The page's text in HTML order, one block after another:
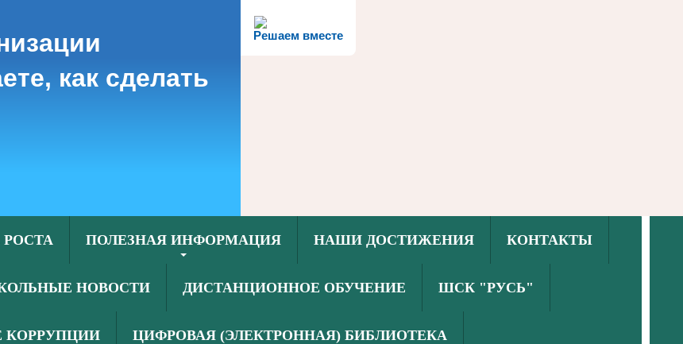
Решаем вместе
как сделать
ПОЛЕЗНАЯ ИНФОРМАЦИЯ НАШИ ДОСТИЖЕНИЯ КОНТАКТЫ
НОВОСТИ ДИСТАНЦИОННОЕ ОБУЧЕНИЕ ШСК "РУСЬ"
КОРРУПЦИИ ЦИФРОВАЯ (ЭЛЕКТРОННАЯ) БИБЛИОТЕКА